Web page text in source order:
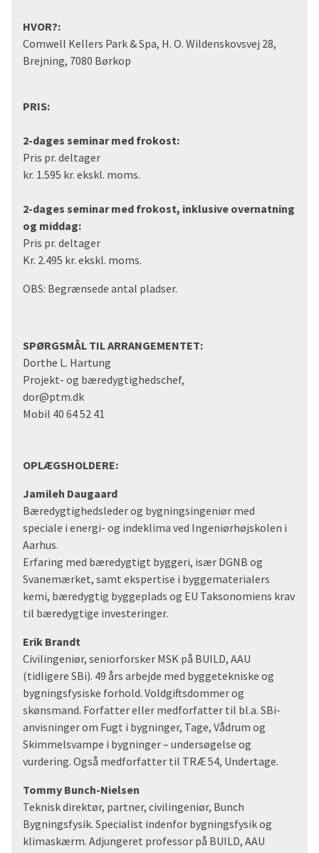
HVOR?:
Comwell Kellers Park & Spa, H. O. Wildenskovsvej 28,
Brejning, 7080 Børkop
PRIS:
2-dages seminar med frokost:
Pris pr. deltager
kr. 1.595 kr. ekskl. moms.
2-dages seminar med frokost, inklusive overnatning
og middag:
Pris pr. deltager
Kr. 2.495 kr. ekskl. moms.
OBS: Begrænsede antal pladser.
SPØRGSMÅL TIL ARRANGEMENTET:
Dorthe L. Hartung
Projekt- og bæredygtighedschef,
dor@ptm.dk
Mobil 40 64 52 41
OPLÆGSHOLDERE:
Jamileh Daugaard
Bæredygtighedsleder og bygningsingeniør med
speciale i energi- og indeklima ved Ingeniørhøjskolen i
Aarhus.
Erfaring med bæredygtigt byggeri, især DGNB og
Svanemærket, samt ekspertise i byggematerialers
kemi, bæredygtig byggeplads og EU Taksonomiens krav
til bæredygtige investeringer.
Erik Brandt
Civilingeniør, seniorforsker MSK på BUILD, AAU
(tidligere SBi). 49 års arbejde med byggetekniske og
bygningsfysiske forhold. Voldgiftsdommer og
skønsmand. Forfatter eller medforfatter til bl.a. SBi-
anvisninger om Fugt i bygninger, Tage, Vådrum og
Skimmelsvampe i bygninger – undersøgelse og
vurdering. Også medforfatter til TRÆ 54, Undertage.
Tommy Bunch-Nielsen
Teknisk direktør, partner, civilingeniør, Bunch
Bygningsfysik. Specialist indenfor bygningsfysik og
klimaskærm. Adjungeret professor på BUILD, AAU